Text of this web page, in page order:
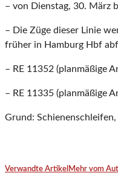
– von Dienstag, 30. März
– Die Züge dieser Linie
früher in Hamburg Hbf
– RE 11352 (planmäßige
– RE 11335 (planmäßige
Grund:
Verwandte Artikel Mehr vom